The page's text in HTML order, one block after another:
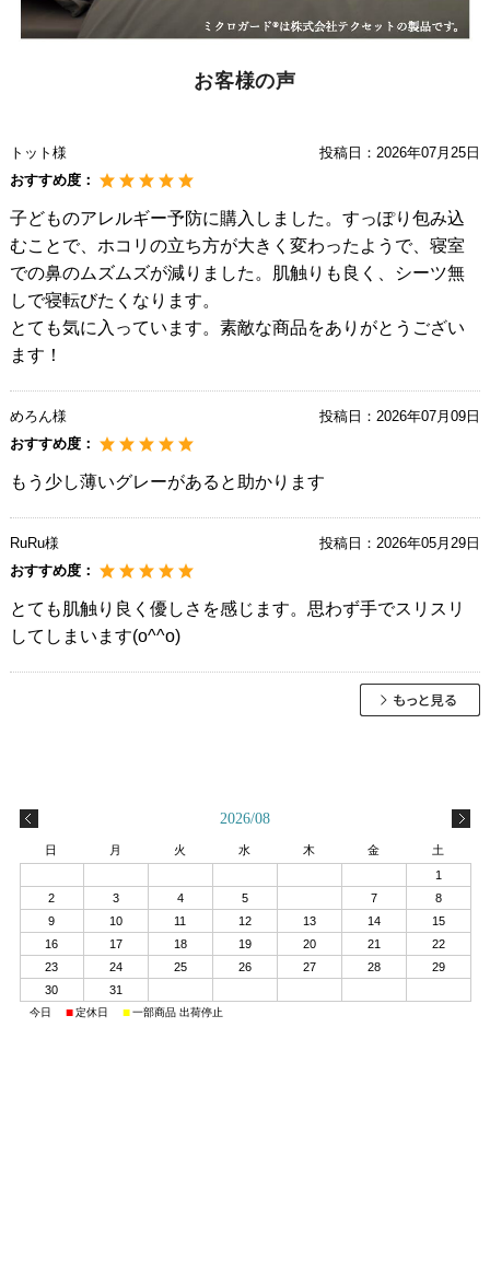
お客様の声
トット様 投稿日： 2026年07月25日
おすすめ度：
子どものアレルギー予防に購入しました。すっぽり包み込
むことで、ホコリの立ち方が大きく変わったようで、寝室
での鼻のムズムズが減りました。肌触りも良く、シーツ無
しで寝転びたくなります。
とても気に入っています。素敵な商品をありがとうござい
ます！
めろん様 投稿日： 2026年07月09日
おすすめ度：
もう少し薄いグレーがあると助かります
RuRu様 投稿日： 2026年05月29日
おすすめ度：
とても肌触り良く優しさを感じます。思わず手でスリスリ
してしまいます(o^^o)
2026/08
日 月 火 水 木 金
土
1
2
3 4 5 7
8
9
10 11 12 13 14
15
16
17 18 19 20 21
22
23
24 25 26 27 28
29
30
31
今日 ■ 定休日 ■ 一部商品 出荷停止